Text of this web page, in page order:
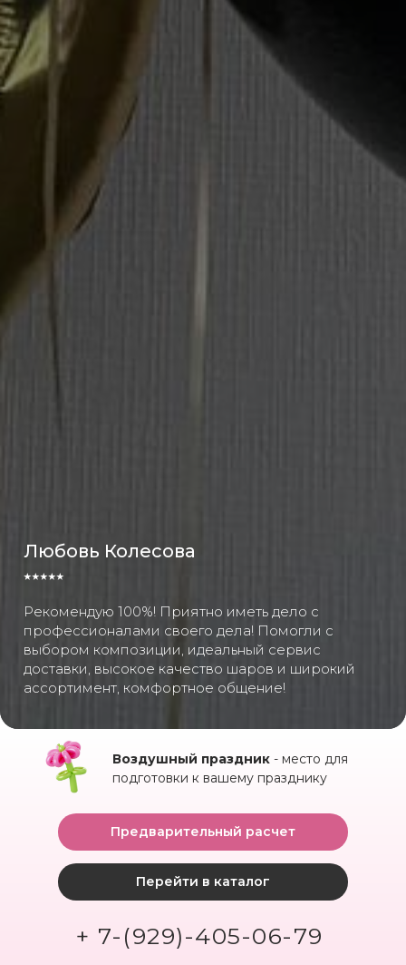
Любовь Колесова
⭑⭑⭑⭑⭑
Рекомендую 100%! Приятно иметь дело с
профессионалами своего дела! Помогли с
выбором композиции, идеальный сервис
доставки, высокое качество шаров и широкий
ассортимент, комфортное общение!
Воздушный праздник - место для
подготовки к вашему празднику
Перейти в каталог
Предварительный расчет
+ 7-(929)-405-06-79